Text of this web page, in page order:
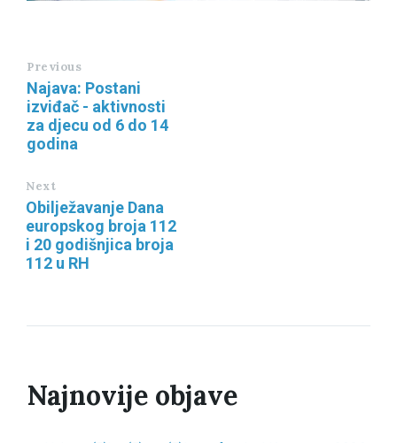
Previous
Najava: Postani
izviđač - aktivnosti
za djecu od 6 do 14
godina
Next
Obilježavanje Dana
europskog broja 112
i 20 godišnjica broja
112 u RH
Najnovije objave